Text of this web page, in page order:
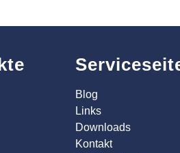
Blog
Links
Downloads
Kontakt